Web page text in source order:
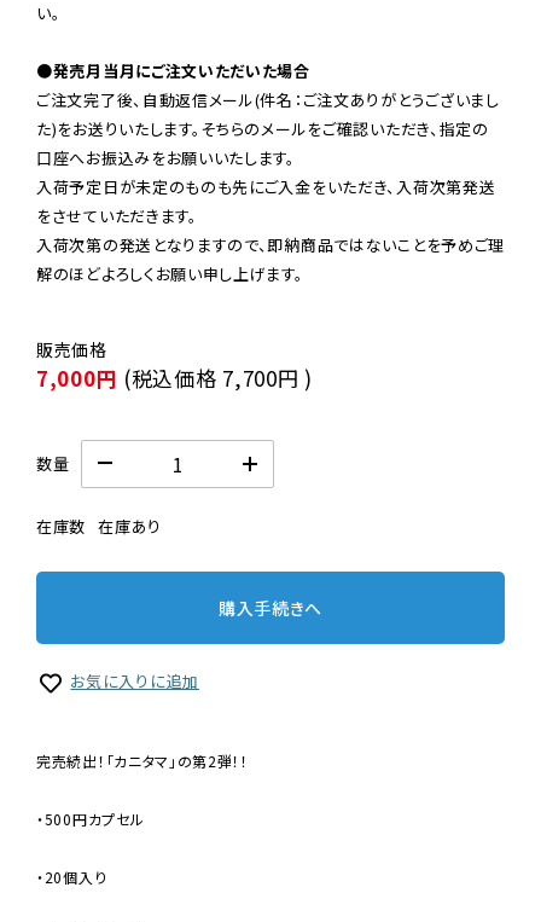
い。
●発売月当月にご注文いただいた場合
ご注文完了後、自動返信メール(件名：ご注文ありがとうございまし
た)をお送りいたします。そちらのメールをご確認いただき、指定の
口座へお振込みをお願いいたします。
入荷予定日が未定のものも先にご入金をいただき、入荷次第発送
をさせていただきます。
入荷次第の発送となりますので、即納商品ではないことを予めご理
解のほどよろしくお願い申し上げます。
7,000円 (税込価格 7,700円 )
数量
在庫数 在庫あり
購入手続きへ
お気に入りに追加
完売続出！「カニタマ」の第2弾！！
・500円カプセル
・20個入り